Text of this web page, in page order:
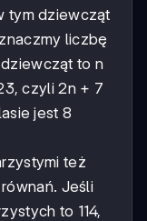
tym dziewcząt
liczbę
to n
czyli 2n + 7
jest 8
też
Jeśli
to 114,